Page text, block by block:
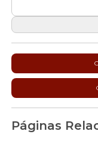
Páginas